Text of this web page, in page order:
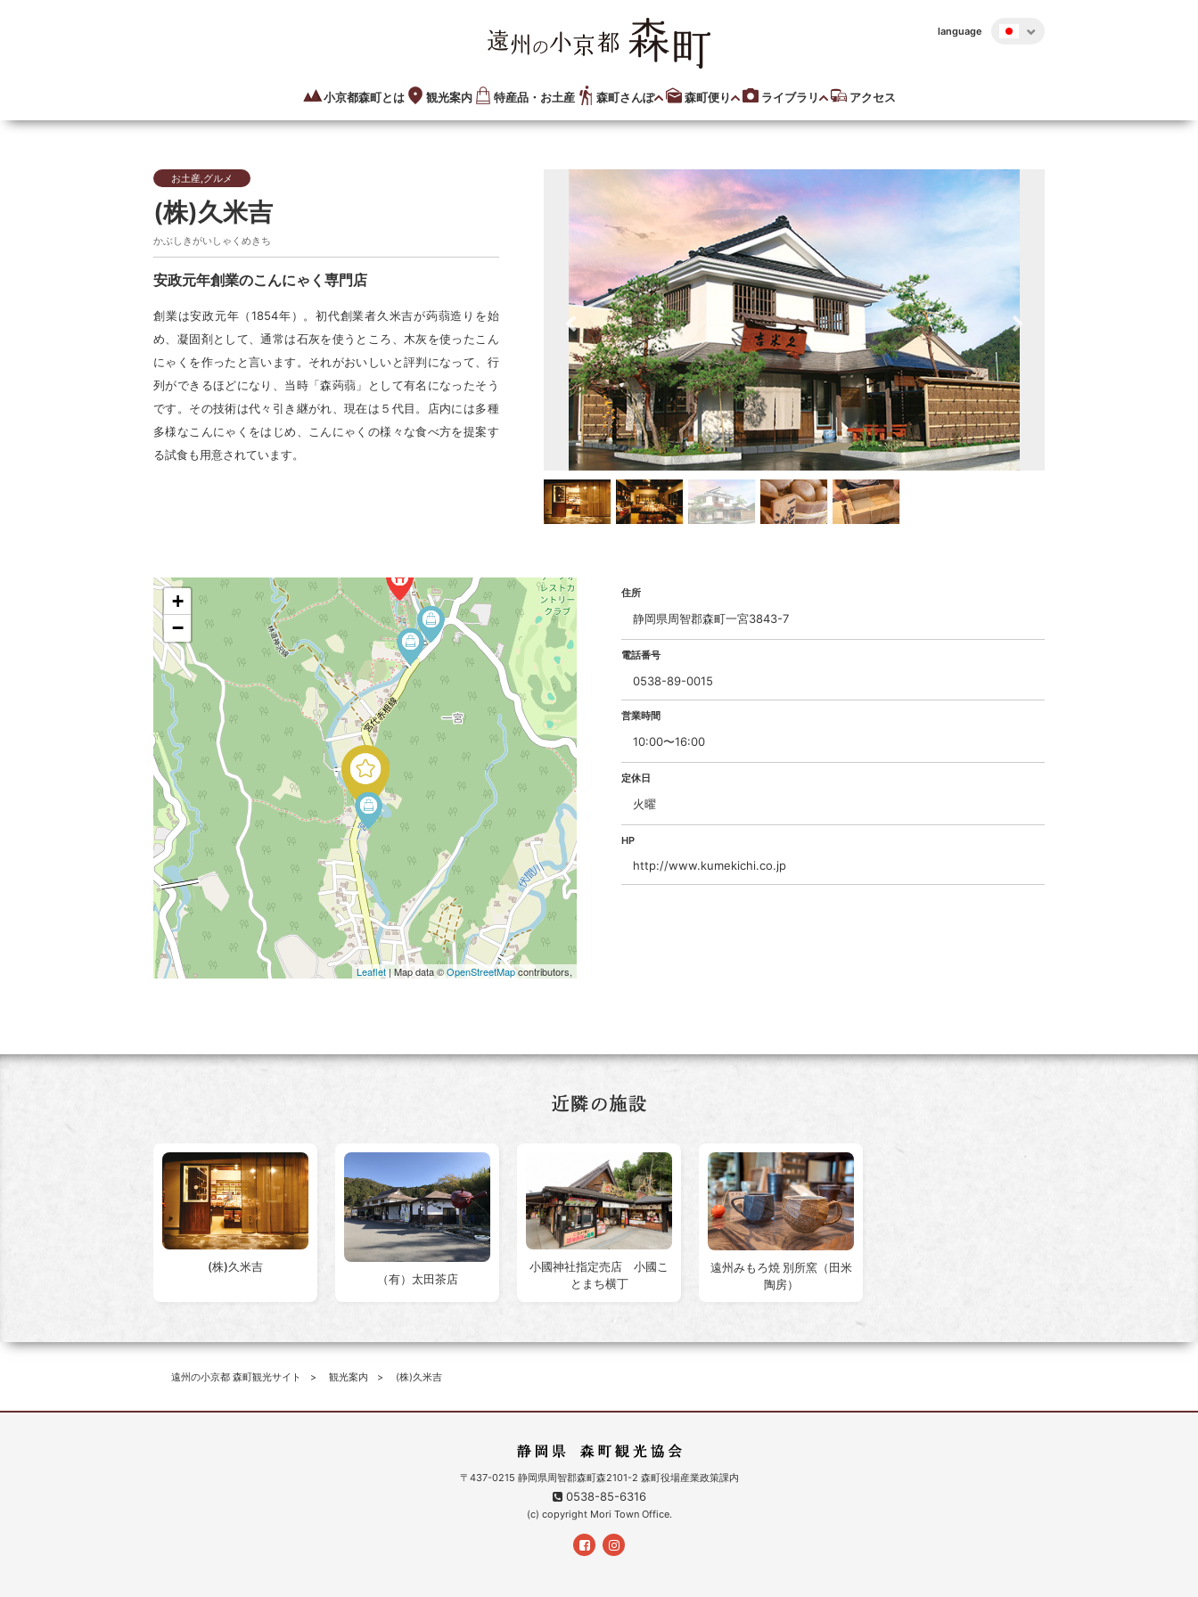
language
小京都森町とは 観光案内 特産品・お土産 森町さんぽ 森町便り ライブラリ アクセス
お土産,グルメ
(株)久米吉
かぶしきがいしゃくめきち
安政元年創業のこんにゃく専門店
創業は安政元年（1854年）。初代創業者久米吉が蒟蒻造りを始
め、凝固剤として、通常は石灰を使うところ、木灰を使ったこん
にゃくを作ったと言います。それがおいしいと評判になって、行
列ができるほどになり、当時「森蒟蒻」として有名になったそう
です。その技術は代々引き継がれ、現在は５代目。店内には多種
多様なこんにゃくをはじめ、こんにゃくの様々な食べ方を提案す
る試食も用意されています。
+
−
Leaflet | Map data ©OpenStreetMapcontributors,
住所
静岡県周智郡森町一宮3843-7
電話番号
0538-89-0015
営業時間
10:00〜16:00
定休日
火曜
HP
http://www.kumekichi.co.jp
(株)久米吉
（有）太田茶店
小國神社指定売店 小國こ
とまち横丁
遠州みもろ焼 別所窯（田米
陶房）
遠州の小京都 森町観光サイト 観光案内 (株)久米吉
〒437-0215 静岡県周智郡森町森2101-2 森町役場産業政策課内
0538-85-6316
(c) copyright Mori Town Office.